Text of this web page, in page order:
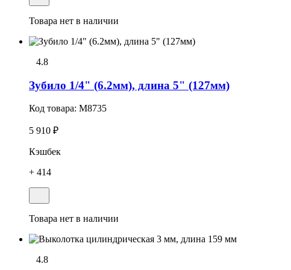
Товара нет в наличии
4.8
Зубило 1/4" (6.2мм), длина 5" (127мм)
Код товара: M8735
5 910 ₽
Кэшбек
+ 414
Товара нет в наличии
4.8